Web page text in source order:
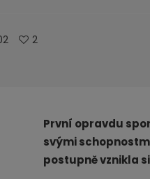
2
První opravdu
svými
postupně vznikla